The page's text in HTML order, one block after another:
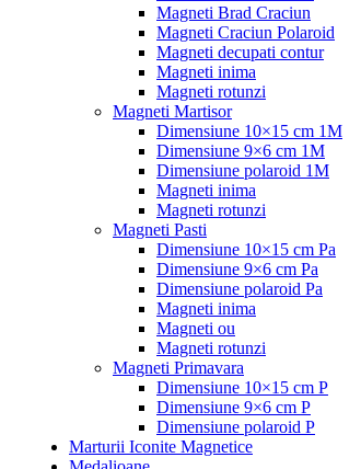
Magneti Brad Craciun
Magneti Craciun Polaroid
Magneti decupati contur
Magneti inima
Magneti rotunzi
Magneti Martisor
Dimensiune 10×15 cm 1M
Dimensiune 9×6 cm 1M
Dimensiune polaroid 1M
Magneti inima
Magneti rotunzi
Magneti Pasti
Dimensiune 10×15 cm Pa
Dimensiune 9×6 cm Pa
Dimensiune polaroid Pa
Magneti inima
Magneti ou
Magneti rotunzi
Magneti Primavara
Dimensiune 10×15 cm P
Dimensiune 9×6 cm P
Dimensiune polaroid P
Marturii Iconite Magnetice